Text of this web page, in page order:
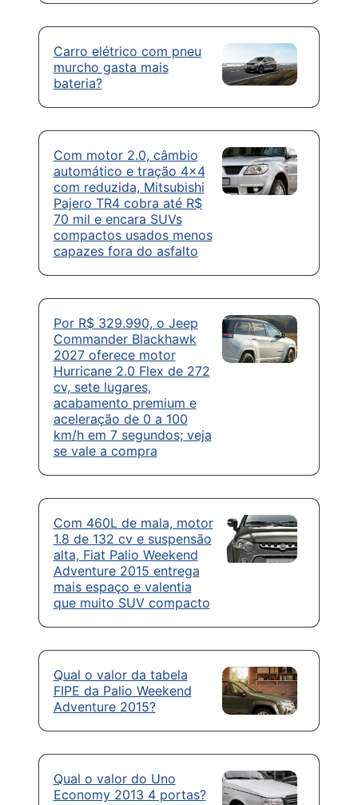
Carro elétrico com pneu
murcho gasta mais
bateria?
Com motor 2.0, câmbio
automático e tração 4×4
com reduzida, Mitsubishi
Pajero TR4 cobra até R$
70 mil e encara SUVs
compactos usados menos
capazes fora do asfalto
Por R$ 329.990, o Jeep
Commander Blackhawk
2027 oferece motor
Hurricane 2.0 Flex de 272
cv, sete lugares,
acabamento premium e
aceleração de 0 a 100
km/h em 7 segundos; veja
se vale a compra
Com 460L de mala, motor
1.8 de 132 cv e suspensão
alta, Fiat Palio Weekend
Adventure 2015 entrega
mais espaço e valentia
que muito SUV compacto
Qual o valor da tabela
FIPE da Palio Weekend
Adventure 2015?
Qual o valor do Uno
Economy 2013 4 portas?